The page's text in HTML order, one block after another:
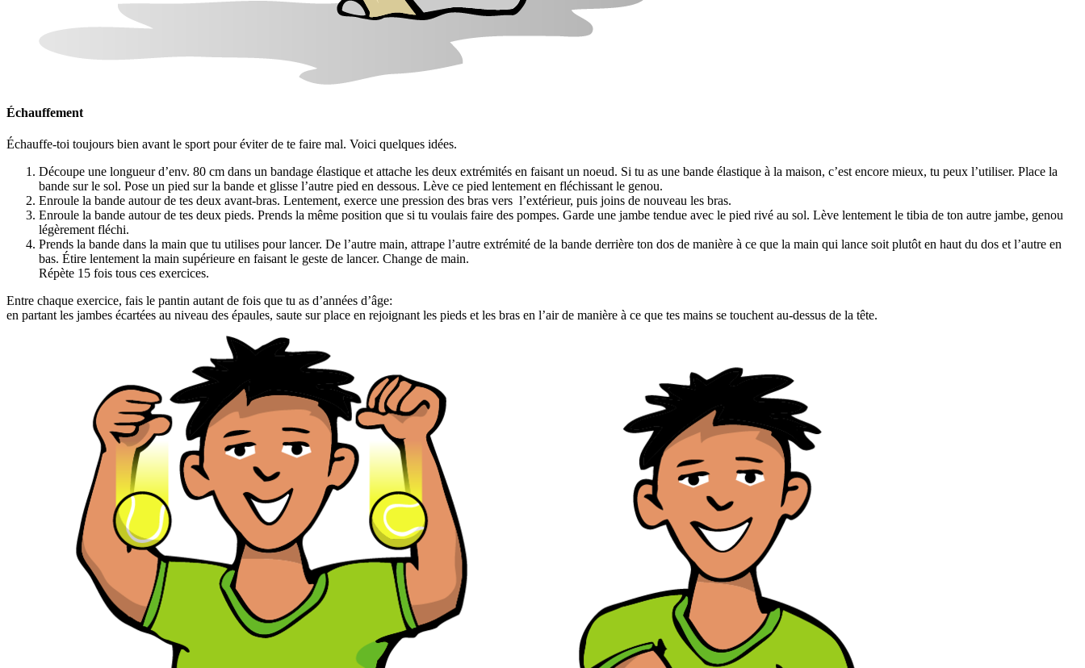
Échauffement
Échauffe-toi toujours bien avant le sport pour éviter de te faire mal. Voici quelques idées.
Découpe une longueur d’env. 80 cm dans un bandage élastique et attache les deux extrémités en faisant un noeud. Si tu as une bande élastique à la maison, c’est encore mieux, tu peux l’utiliser. Place la
bande sur le sol. Pose un pied sur la bande et glisse l’autre pied en dessous. Lève ce pied lentement en fléchissant le genou.
Enroule la bande autour de tes deux avant-bras. Lentement, exerce une pression des bras vers l’extérieur, puis joins de nouveau les bras.
Enroule la bande autour de tes deux pieds. Prends la même position que si tu voulais faire des pompes. Garde une jambe tendue avec le pied rivé au sol. Lève lentement le tibia de ton autre jambe, genou
légèrement fléchi.
Prends la bande dans la main que tu utilises pour lancer. De l’autre main, attrape l’autre extrémité de la bande derrière ton dos de manière à ce que la main qui lance soit plutôt en haut du dos et l’autre en
bas. Étire lentement la main supérieure en faisant le geste de lancer. Change de main.
Répète 15 fois tous ces exercices.
Entre chaque exercice, fais le pantin autant de fois que tu as d’années d’âge:
en partant les jambes écartées au niveau des épaules, saute sur place en rejoignant les pieds et les bras en l’air de manière à ce que tes mains se touchent au-dessus de la tête.